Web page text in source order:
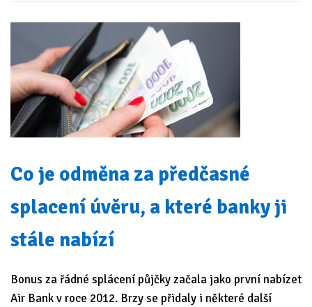
Co je odměna za předčasné
splacení úvěru, a které banky ji
stále nabízí
Bonus za řádné splácení půjčky začala jako první nabízet
Air Bank v roce 2012. Brzy se přidaly i některé další